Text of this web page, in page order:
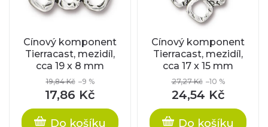
Cínový komponent
Tierracast, mezidíl,
cca 19 x 8 mm
19,84 Kč –9 %
17,86 Kč
Do košíku
Cínový komponent
Tierracast, mezidíl,
cca 17 x 15 mm
27,27 Kč –10 %
24,54 Kč
Do košíku